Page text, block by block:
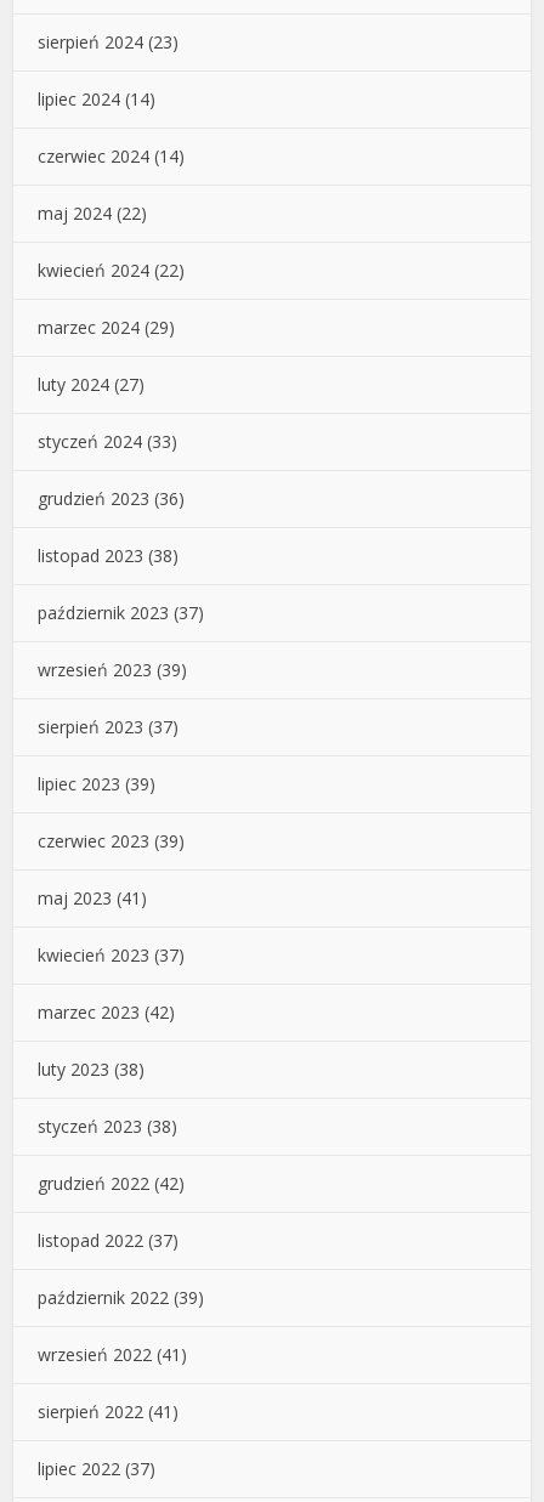
sierpień 2024 (23)
lipiec 2024 (14)
czerwiec 2024 (14)
maj 2024 (22)
kwiecień 2024 (22)
marzec 2024 (29)
luty 2024 (27)
styczeń 2024 (33)
grudzień 2023 (36)
listopad 2023 (38)
październik 2023 (37)
wrzesień 2023 (39)
sierpień 2023 (37)
lipiec 2023 (39)
czerwiec 2023 (39)
maj 2023 (41)
kwiecień 2023 (37)
marzec 2023 (42)
luty 2023 (38)
styczeń 2023 (38)
grudzień 2022 (42)
listopad 2022 (37)
październik 2022 (39)
wrzesień 2022 (41)
sierpień 2022 (41)
lipiec 2022 (37)